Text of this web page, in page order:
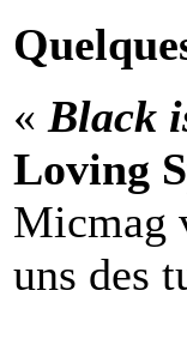
« Black
Loving
Micmag
uns des